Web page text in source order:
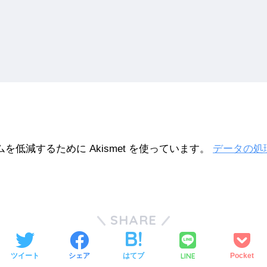
を低減するために Akismet を使っています。 データの処
SHARE
ツイート シェア はてブ LINE Pocket